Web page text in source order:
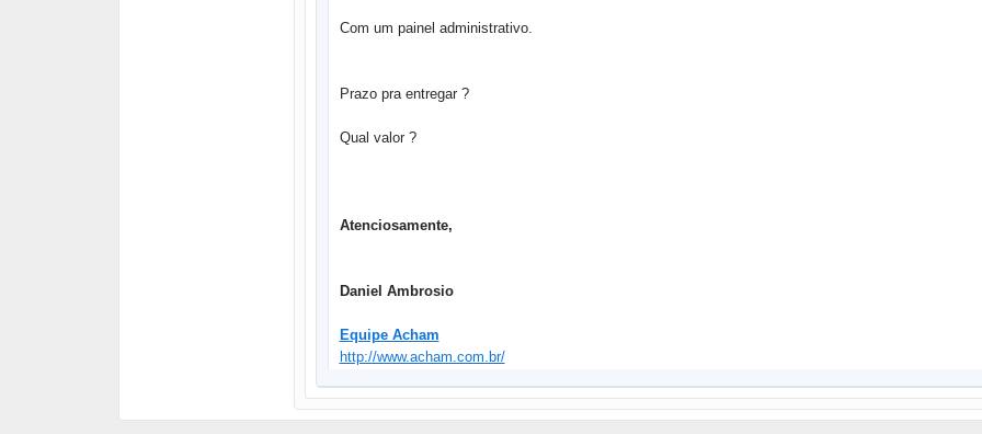
Com um painel administrativo.
Prazo pra entregar ?
Qual valor ?
Atenciosamente,
Daniel Ambrosio
Equipe Acham
http://www.acham.com.br/